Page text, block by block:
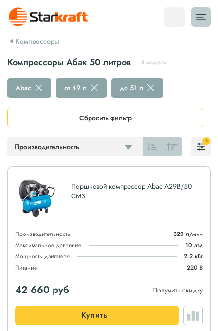
Компрессоры
Компрессоры Абак 50 литров 4 модели
Производительность
Abac от 49 л до 51 л
Сбросить фильтр
3
Поршневой компрессор Abac A29B/50
CM3
Производительность
320 л/мин
Максимальное давление
10 атм
Мощность двигателя
2.2 кВт
Питание
220 В
42 660 руб Получить скидку
Купить